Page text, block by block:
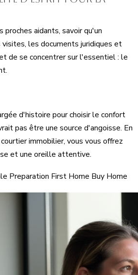
aidants, savoir qu'un
les documents juridiques et
de se concentrer sur l'essentiel : le
d'histoire pour choisir le confort
pas être une source d'angoisse. En
immobilier, vous vous offrez
et une oreille attentive.
Preparation First Home Buy Home